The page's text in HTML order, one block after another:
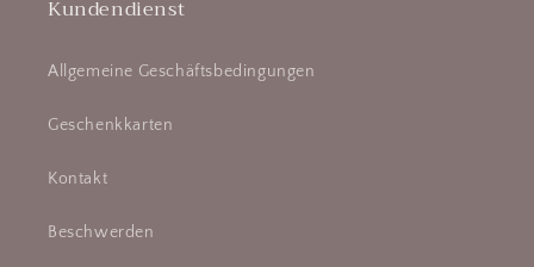
Kundendienst
Allgemeine Geschäftsbedingungen
Geschenkkarten
Kontakt
Beschwerden